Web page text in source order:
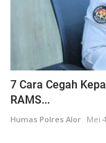
7 Cara Cegah
RAMS...
Humas Polres Alor Mei